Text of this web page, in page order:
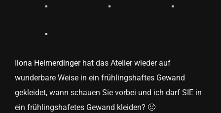
Ilona Heimerdingerhat das Atelier wieder auf
wunderbare Weise in ein frühlingshaftes Gewand
gekleidet, wann schauen Sie vorbei und ich darf SIE in
ein frühlingshafetes Gewand kleiden? 🙂